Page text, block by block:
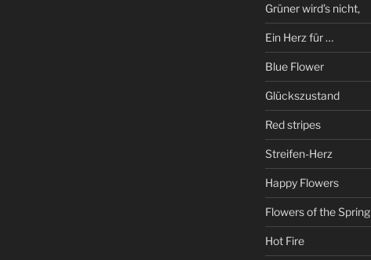
Grüner wird’s nicht,
Ein Herz für …
Blue Flower
Glückszustand
Red stripes
Streifen-Herz
Happy Flowers
Flowers of the Spring
Hot Fire